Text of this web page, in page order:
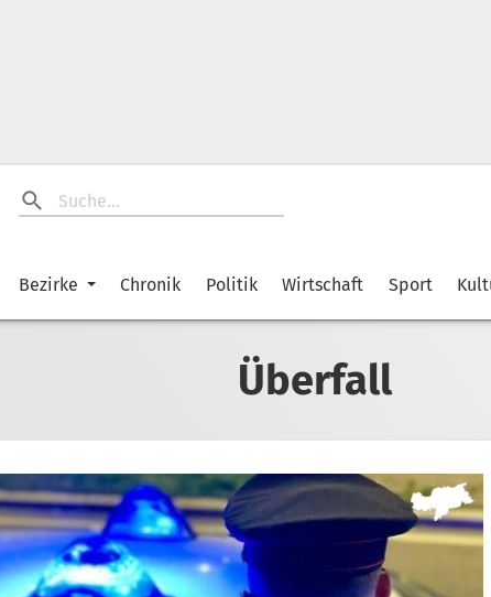
Bezirke Chronik Politik Wirtschaft Sport
Überfall